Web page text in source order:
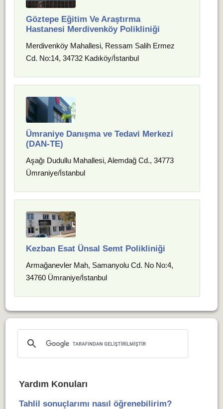
Göztepe Eğitim Ve Araştırma
Hastanesi Merdivenköy Polikliniği
Merdivenköy Mahallesi, Ressam Salih Ermez
Cd. No:14, 34732 Kadıköy/İstanbul
Ümraniye Danışma ve Tedavi Merkezi
(DAN-TE)
Aşağı Dudullu Mahallesi, Alemdağ Cd., 34773
Ümraniye/İstanbul
Kezban Esat Ünsal Semt Polikliniği
Armağanevler Mah, Samanyolu Cd. No No:4,
34760 Ümraniye/İstanbul
Yardım Konuları
Tahlil sonuçlarımı nasıl öğrenebilirim?